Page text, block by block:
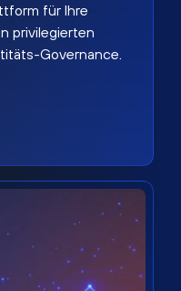
für Ihre
privilegierten
Governance.